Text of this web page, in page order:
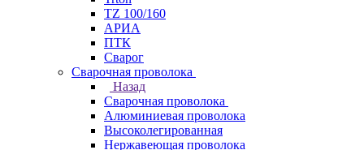
TZ 100/160
АРИА
ПТК
Сварог
Сварочная проволока
Назад
Сварочная проволока
Алюминиевая проволока
Высоколегированная
Нержавеющая проволока